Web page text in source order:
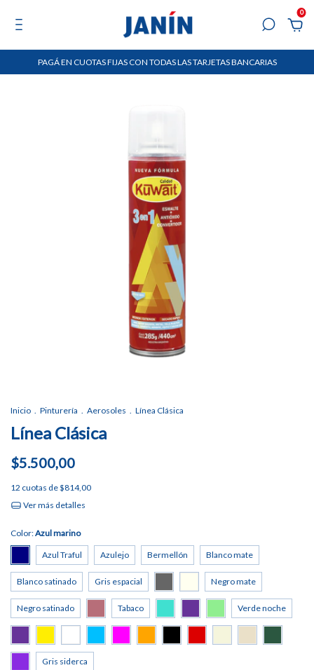
0
PAGÁ EN CUOTAS FIJAS CON TODAS LAS TARJETAS BANCARIAS
Inicio . Pinturería . Aerosoles . Línea Clásica
Línea Clásica
$5.500,00
12 cuotas de$814,00
Ver más detalles
Color:Azul marino
Azul Traful Azulejo Bermellón Blanco mate
Blanco satinado Gris espacial Negro mate
Negro satinado Tabaco Verde noche
Gris siderca